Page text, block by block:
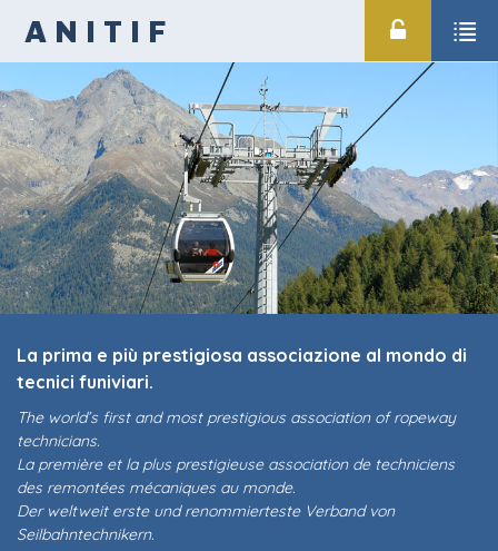
ANITIF
La prima e più prestigiosa associazione al mondo di
tecnici funiviari.
The world’s first and most prestigious association of ropeway
technicians.
La première et la plus prestigieuse association de techniciens
des remontées mécaniques au monde.
Der weltweit erste und renommierteste Verband von
Seilbahntechnikern.